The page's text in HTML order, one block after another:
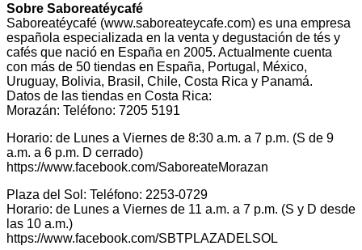
Sobre Saboreatéycafé
Saboreatéycafé (www.saboreateycafe.com) es una empresa
española especializada en la venta y degustación de tés y
cafés que nació en España en 2005. Actualmente cuenta
con más de 50 tiendas en España, Portugal, México,
Uruguay, Bolivia, Brasil, Chile, Costa Rica y Panamá.
Datos de las tiendas en Costa Rica:
Morazán: Teléfono: 7205 5191
Horario: de Lunes a Viernes de 8:30 a.m. a 7 p.m. (S de 9
a.m. a 6 p.m. D cerrado)
https://www.facebook.com/SaboreateMorazan
Plaza del Sol: Teléfono: 2253-0729
Horario: de Lunes a Viernes de 11 a.m. a 7 p.m. (S y D desde
las 10 a.m.)
https://www.facebook.com/SBTPLAZADELSOL